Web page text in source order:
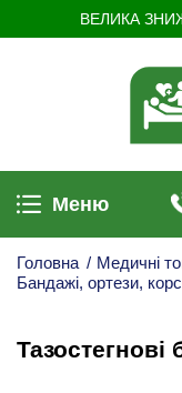
ВЕЛИКА
Меню
Головна / Медичні
Бандажі, ортези,
Тазостегнові